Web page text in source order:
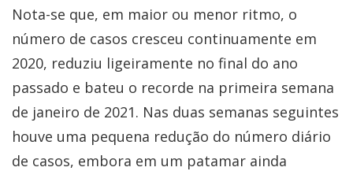
Nota-se que, em maior ou menor ritmo, o
número de casos cresceu continuamente em
2020, reduziu ligeiramente no final do ano
passado e bateu o recorde na primeira semana
de janeiro de 2021. Nas duas semanas seguintes
houve uma pequena redução do número diário
de casos, embora em um patamar ainda